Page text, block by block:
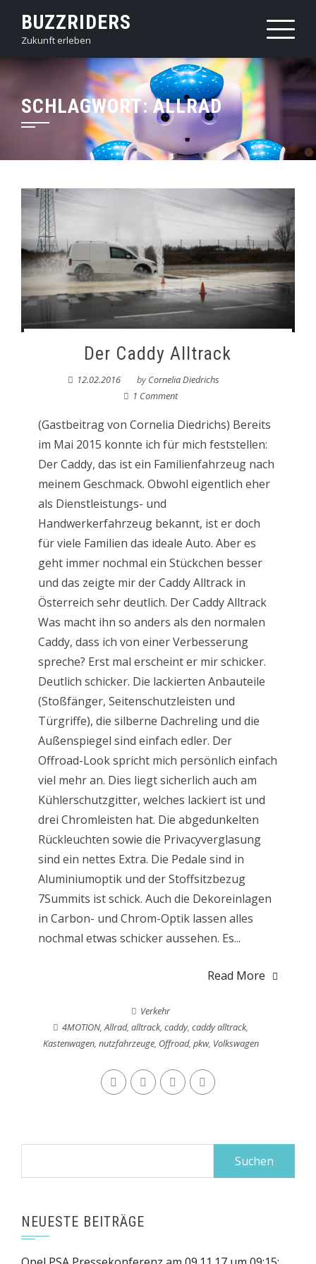
content
BUZZRIDERS
Zukunft erleben
SCHLAGWORT:ALLRAD
Der Caddy Alltrack
12.02.2016 byCornelia Diedrichs
1 Comment
(Gastbeitrag von Cornelia Diedrichs) Bereits
im Mai 2015 konnte ich für mich feststellen:
Der Caddy, das ist ein Familienfahrzeug nach
meinem Geschmack. Obwohl eigentlich eher
als Dienstleistungs- und
Handwerkerfahrzeug bekannt, ist er doch
für viele Familien das ideale Auto. Aber es
geht immer nochmal ein Stückchen besser
und das zeigte mir der Caddy Alltrack in
Österreich sehr deutlich. Der Caddy Alltrack
Was macht ihn so anders als den normalen
Caddy, dass ich von einer Verbesserung
spreche? Erst mal erscheint er mir schicker.
Deutlich schicker. Die lackierten Anbauteile
(Stoßfänger, Seitenschutzleisten und
Türgriffe), die silberne Dachreling und die
Außenspiegel sind einfach edler. Der
Offroad-Look spricht mich persönlich einfach
viel mehr an. Dies liegt sicherlich auch am
Kühlerschutzgitter, welches lackiert ist und
drei Chromleisten hat. Die abgedunkelten
Rückleuchten sowie die Privacyverglasung
sind ein nettes Extra. Die Pedale sind in
Aluminiumoptik und der Stoffsitzbezug
7Summits ist schick. Auch die Dekoreinlagen
in Carbon- und Chrom-Optik lassen alles
nochmal etwas schicker aussehen. Es...
Read More
Verkehr
4MOTION,Allrad,alltrack,caddy,caddy alltrack,
Kastenwagen, nutzfahrzeuge, Offroad, pkw, Volkswagen
NEUESTE BEITRÄGE